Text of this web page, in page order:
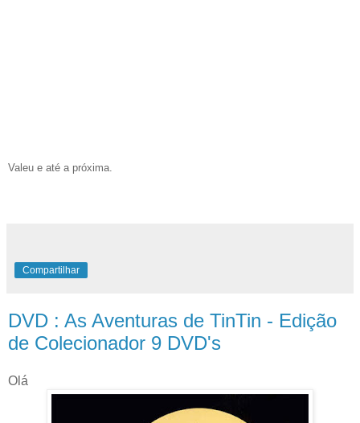
Valeu e até a próxima.
Compartilhar
DVD : As Aventuras de TinTin - Edição
de Colecionador 9 DVD's
Olá